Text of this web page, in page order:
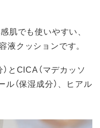
肌でも使いやすい、
液クッションです。
とCICA（マデカッソ
（保湿成分）、ヒアル